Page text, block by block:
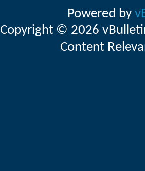
Powered by
Copyright © 2026
Content